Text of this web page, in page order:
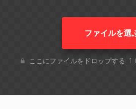
ファイルを選
ここにファイルをドロップする.